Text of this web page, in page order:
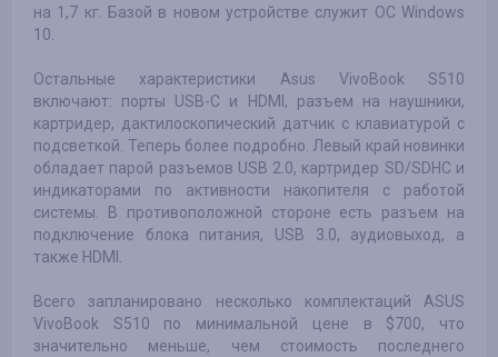
на 1,7 кг. Базой в новом устройстве служит ОС Windows
10.
Остальные характеристики Asus VivoBook S510
включают: порты USB-C и HDMI, разъем на наушники,
картридер, дактилоскопический датчик с клавиатурой с
подсветкой. Теперь более подробно. Левый край новинки
обладает парой разъемов USB 2.0, картридер SD/SDHC и
индикаторами по активности накопителя с работой
системы. В противоположной стороне есть разъем на
подключение блока питания, USB 3.0, аудиовыход, а
также HDMI.
Всего запланировано несколько комплектаций ASUS
VivoBook S510 по минимальной цене в $700, что
значительно меньше, чем стоимость последнего